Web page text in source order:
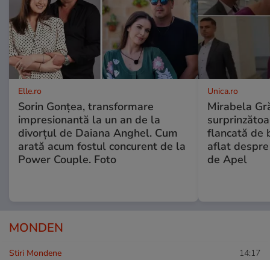
Elle.ro
Sorin Gonțea, transformare
impresionantă la un an de la
divorțul de Daiana Anghel. Cum
arată acum fostul concurent de la
Power Couple. Foto
Unica.ro
Mirabela
flancată de
aflat
de Apel
MONDEN
Stiri Mondene 14:17